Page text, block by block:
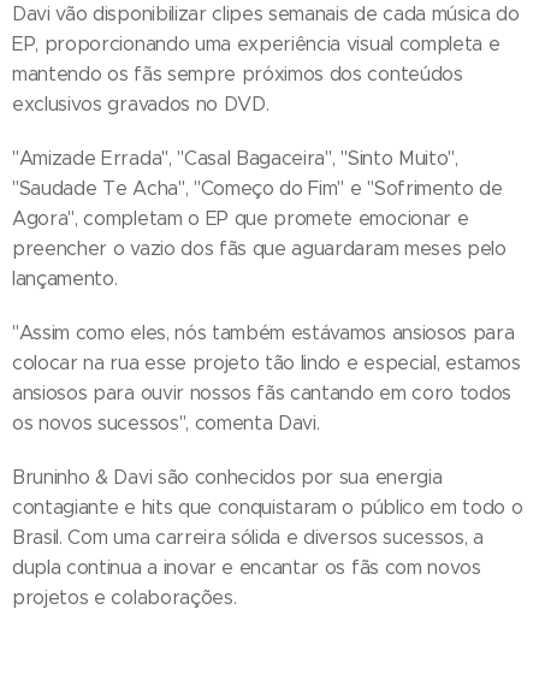
Davi vão disponibilizar clipes semanais de cada música do
EP, proporcionando uma experiência visual completa e
mantendo os fãs sempre próximos dos conteúdos
exclusivos gravados no DVD.
"Amizade Errada", "Casal Bagaceira", "Sinto Muito",
"Saudade Te Acha", "Começo do Fim" e "Sofrimento de
Agora", completam o EP que promete emocionar e
preencher o vazio dos fãs que aguardaram meses pelo
lançamento.
"Assim como eles, nós também estávamos ansiosos para
colocar na rua esse projeto tão lindo e especial, estamos
ansiosos para ouvir nossos fãs cantando em coro todos
os novos sucessos", comenta Davi.
Bruninho & Davi são conhecidos por sua energia
contagiante e hits que conquistaram o público em todo o
Brasil. Com uma carreira sólida e diversos sucessos, a
dupla continua a inovar e encantar os fãs com novos
projetos e colaborações.